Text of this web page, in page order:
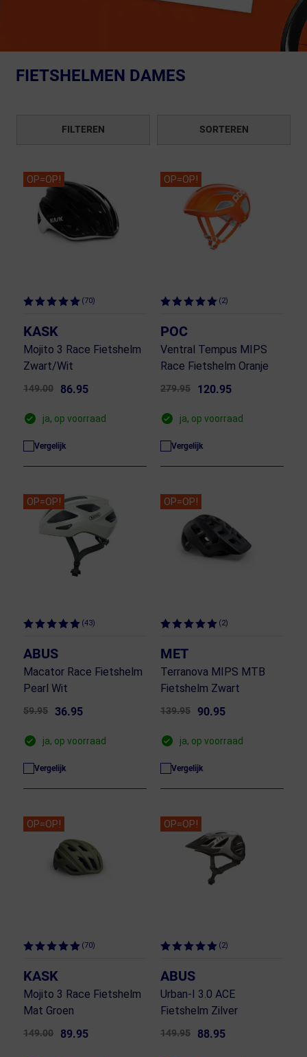
FIETSHELMEN DAMES
FILTEREN SORTEREN
OP=OP!
(70)
KASK
Mojito 3 Race Fietshelm
Zwart/Wit
149.00 86.95
ja, op voorraad
Vergelijk
OP=OP!
(2)
POC
Ventral Tempus MIPS
Race Fietshelm Oranje
279.95 120.95
ja, op voorraad
Vergelijk
OP=OP!
(43)
ABUS
Macator Race Fietshelm
Pearl Wit
59.95 36.95
ja, op voorraad
Vergelijk
OP=OP!
(2)
MET
Terranova MIPS MTB
Fietshelm Zwart
139.95 90.95
ja, op voorraad
Vergelijk
OP=OP!
(70)
KASK
Mojito 3 Race Fietshelm
Mat Groen
149.00 89.95
OP=OP!
(2)
ABUS
Urban-I 3.0 ACE
Fietshelm Zilver
149.95 88.95